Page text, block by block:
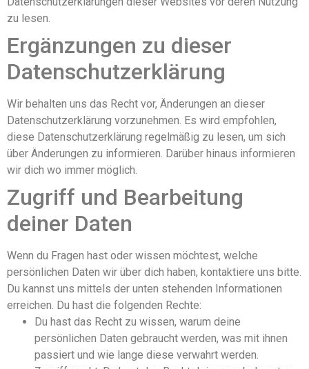
zu lesen.
Ergänzungen zu dieser
Datenschutzerklärung
Wir behalten uns das Recht vor, Änderungen an dieser
Datenschutzerklärung vorzunehmen. Es wird empfohlen,
diese Datenschutzerklärung regelmäßig zu lesen, um sich
über Änderungen zu informieren. Darüber hinaus informieren
wir dich wo immer möglich.
Zugriff und Bearbeitung
deiner Daten
Wenn du Fragen hast oder wissen möchtest, welche
persönlichen Daten wir über dich haben, kontaktiere uns bitte.
Du kannst uns mittels der unten stehenden Informationen
erreichen. Du hast die folgenden Rechte:
Du hast das Recht zu wissen, warum deine
persönlichen Daten gebraucht werden, was mit ihnen
passiert und wie lange diese verwahrt werden.